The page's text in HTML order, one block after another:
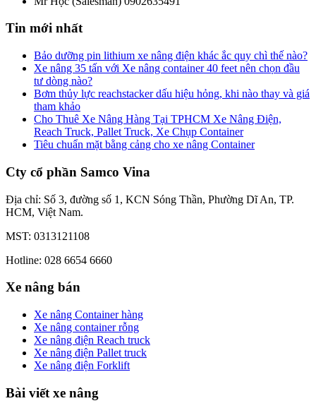
Tin mới nhất
Bảo dưỡng pin lithium xe nâng điện khác ắc quy chì thế nào?
Xe nâng 35 tấn với Xe nâng container 40 feet nên chọn đầu
tư dòng nào?
Bơm thủy lực reachstacker dấu hiệu hỏng, khi nào thay và giá
tham khảo
Cho Thuê Xe Nâng Hàng Tại TPHCM Xe Nâng Điện,
Reach Truck, Pallet Truck, Xe Chụp Container
Tiêu chuẩn mặt bằng cảng cho xe nâng Container
Cty cổ phần Samco Vina
Địa chỉ: Số 3, đường số 1, KCN Sóng Thần, Phường Dĩ An, TP.
HCM, Việt Nam.
MST: 0313121108
Hotline: 028 6654 6660
Xe nâng bán
Xe nâng Container hàng
Xe nâng container rỗng
Xe nâng điện Reach truck
Xe nâng điện Pallet truck
Xe nâng điện Forklift
Bài viết xe nâng